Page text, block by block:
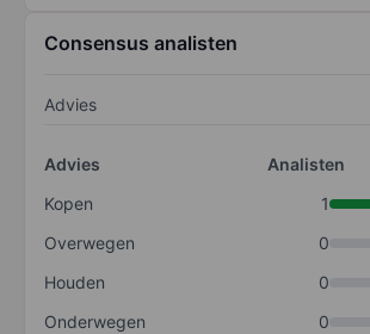
Consensus analisten
Advies
Advies
Analisten
Kopen
1
Overwegen
0
Houden
0
Onderwegen
0